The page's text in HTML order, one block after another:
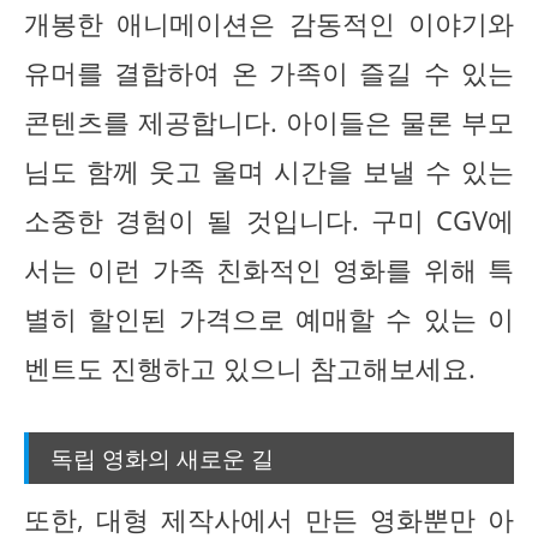
개봉한 애니메이션은 감동적인 이야기와
유머를 결합하여 온 가족이 즐길 수 있는
콘텐츠를 제공합니다. 아이들은 물론 부모
님도 함께 웃고 울며 시간을 보낼 수 있는
소중한 경험이 될 것입니다. 구미 CGV에
서는 이런 가족 친화적인 영화를 위해 특
별히 할인된 가격으로 예매할 수 있는 이
벤트도 진행하고 있으니 참고해보세요.
독립 영화의 새로운 길
또한, 대형 제작사에서 만든 영화뿐만 아